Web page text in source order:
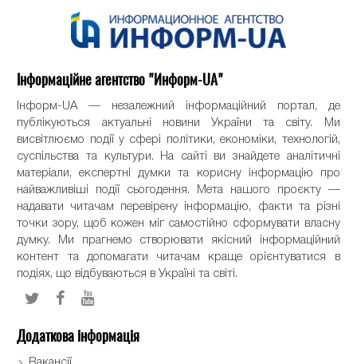
Інформаційне агентство "Информ-UA"
Інформ-UA — незалежний інформаційний портал, де
публікуються актуальні новини України та світу. Ми
висвітлюємо події у сфері політики, економіки, технологій,
суспільства та культури. На сайті ви знайдете аналітичні
матеріали, експертні думки та корисну інформацію про
найважливіші події сьогодення. Мета нашого проєкту —
надавати читачам перевірену інформацію, факти та різні
точки зору, щоб кожен міг самостійно сформувати власну
думку. Ми прагнемо створювати якісний інформаційний
контент та допомагати читачам краще орієнтуватися в
подіях, що відбуваються в Україні та світі.
Додаткова інформація